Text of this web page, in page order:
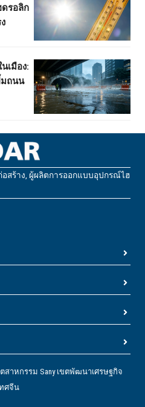
ดรอลิก
เมือง:
ถนน
อสร้าง, ผู้ผลิตการออกแบบอุปกรณ์ไฮ
ตสาหกรรม Sany เขตพัฒนาเศรษฐกิจ
ศจีน